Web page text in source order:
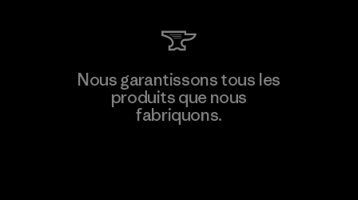
Kwang Viet Garment Co., Ltd
Nous garantissons tous les
produits que nous
fabriquons.